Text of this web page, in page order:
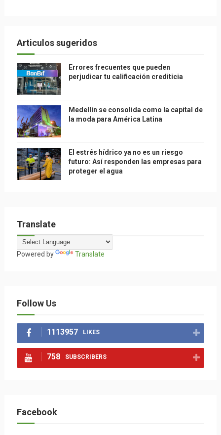
Articulos sugeridos
Errores frecuentes que pueden
perjudicar tu calificación crediticia
Medellín se consolida como la capital de
la moda para América Latina
El estrés hídrico ya no es un riesgo
futuro: Así responden las empresas para
proteger el agua
Translate
Powered by Translate
Follow Us
1113957 LIKES
758 SUBSCRIBERS
Facebook